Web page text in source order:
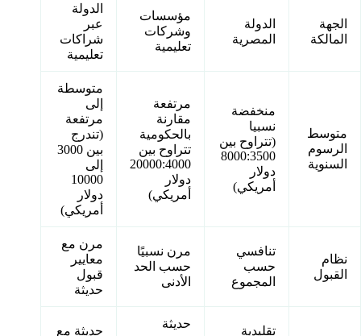
الجهة
المالكة
الدولة
المصرية
مؤسسات
وشركات
تعليمية
الدولة
عبر
شراكات
تعليمية
متوسط
الرسوم
السنوية
منخفضة
نسبيا
(تتراوح بين
8000:3500
دولار
أمريكي)
مرتفعة
مقارنة
بالحكومية
تتراوح بين
20000:4000
دولار
أمريكي)
متوسطة
إلى
مرتفعة
(تندرج
بين 3000
إلى
10000
دولار
أمريكي)
نظام
القبول
تنافسي
حسب
المجموع
مرن نسبيًا
حسب الحد
الأدنى
مرن مع
معايير
قبول
حديثة
تقليدية
حديثة
حديثة مع